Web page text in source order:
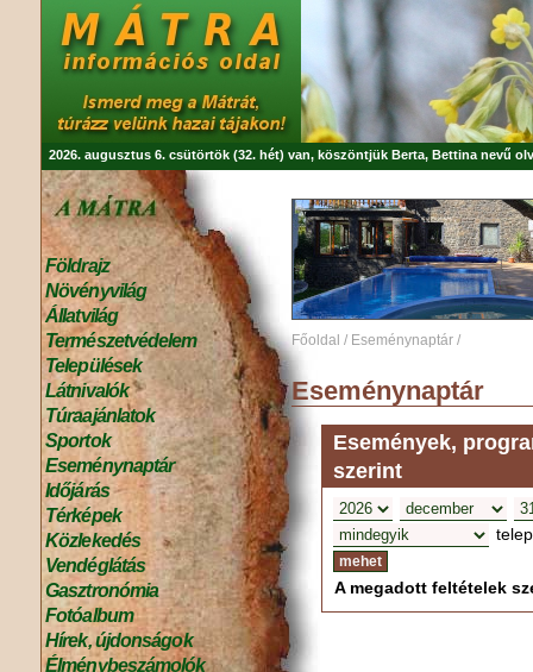
2026. augusztus 6. csütörtök (32. hét) van, köszöntjük Berta, Bettina nevű
Földrajz
Növényvilág
Állatvilág
Természetvédelem
Települések
Látnivalók
Túraajánlatok
Sportok
Eseménynaptár
Időjárás
Térképek
Közlekedés
Vendéglátás
Gasztronómia
Fotóalbum
Hírek, újdonságok
Élménybeszámolók
Főoldal / Eseménynaptár /
Eseménynaptár
Események,
szerint
A megadott feltételek